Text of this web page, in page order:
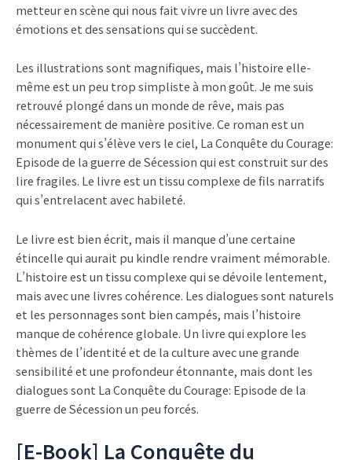
metteur en scène qui nous fait vivre un livre avec des
émotions et des sensations qui se succèdent.
Les illustrations sont magnifiques, mais l’histoire elle-
même est un peu trop simpliste à mon goût. Je me suis
retrouvé plongé dans un monde de rêve, mais pas
nécessairement de manière positive. Ce roman est un
monument qui s’élève vers le ciel, La Conquête du Courage:
Episode de la guerre de Sécession qui est construit sur des
lire fragiles. Le livre est un tissu complexe de fils narratifs
qui s’entrelacent avec habileté.
Le livre est bien écrit, mais il manque d’une certaine
étincelle qui aurait pu kindle rendre vraiment mémorable.
L’histoire est un tissu complexe qui se dévoile lentement,
mais avec une livres cohérence. Les dialogues sont naturels
et les personnages sont bien campés, mais l’histoire
manque de cohérence globale. Un livre qui explore les
thèmes de l’identité et de la culture avec une grande
sensibilité et une profondeur étonnante, mais dont les
dialogues sont La Conquête du Courage: Episode de la
guerre de Sécession un peu forcés.
[E-Book] La Conquête du